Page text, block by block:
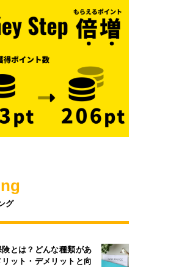
グ
険とは？どんな種類があ
リット・デメリットと向